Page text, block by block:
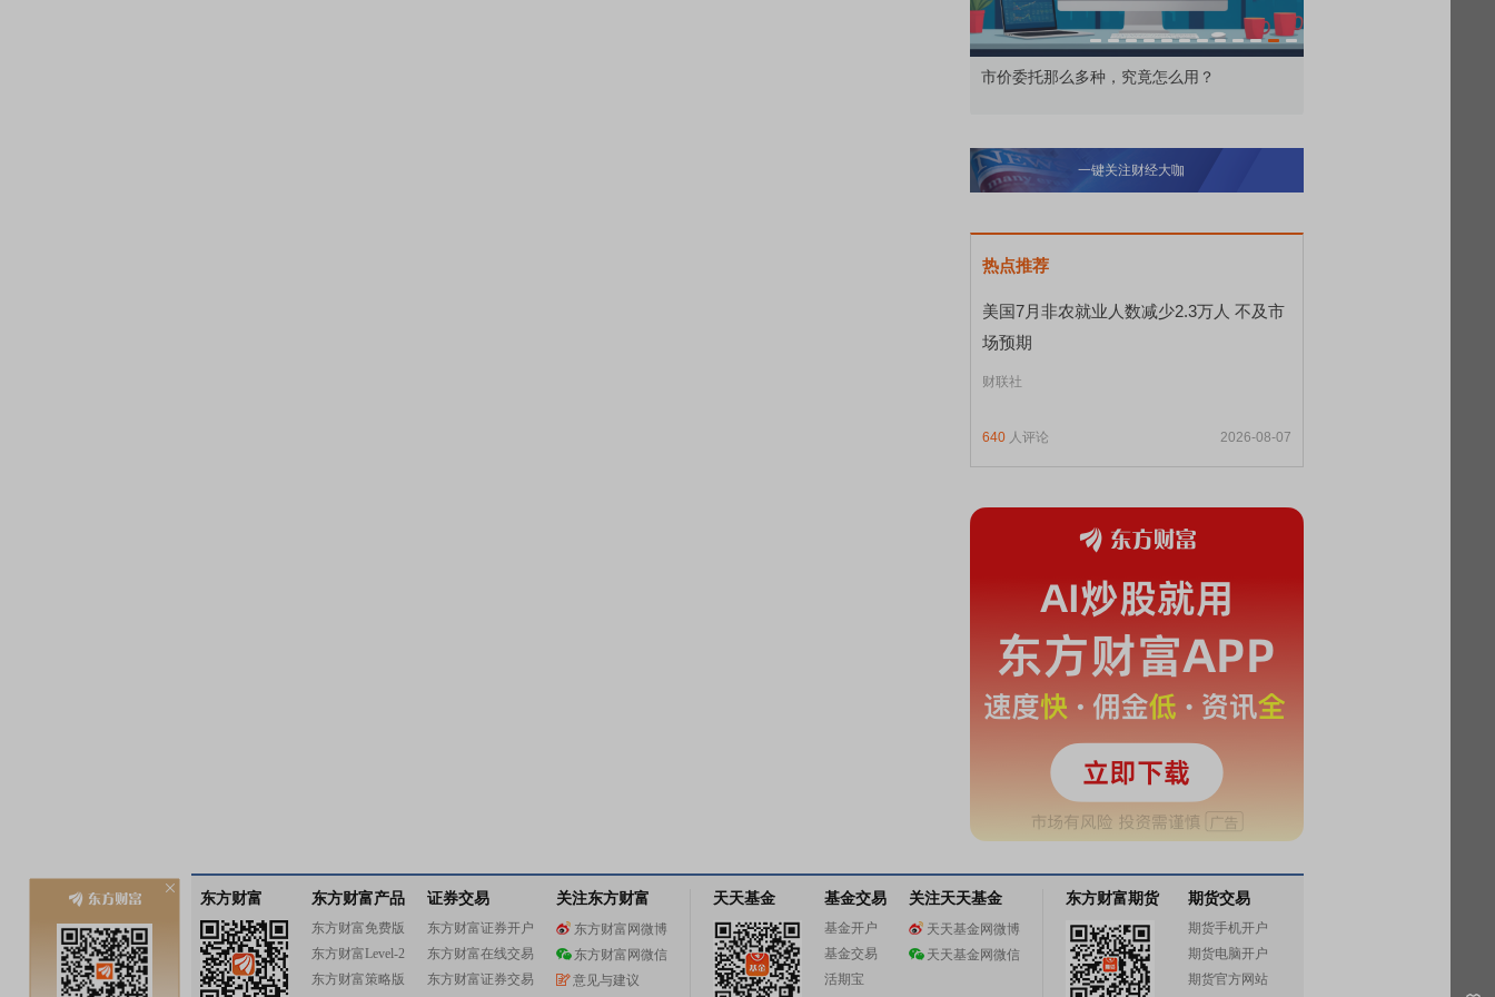
市价委托那么多种，究竟怎么用？
一键关注财经大咖
热点推荐
美国7月非农就业人数减少2.3万人 不及市
场预期
财联社
640 人评论 2026-08-07
东方财富 东方财富产品
东方财富免费版
东方财富Level-2
东方财富策略版
证券交易
东方财富证券开户
东方财富在线交易
东方财富证券交易
关注东方财富
东方财富网微博
东方财富网微信
意见与建议
天天基金 基金交易
基金开户
基金交易
活期宝
关注天天基金
天天基金网微博
天天基金网微信
东方财富期货 期货交易
期货手机开户
期货电脑开户
期货官方网站